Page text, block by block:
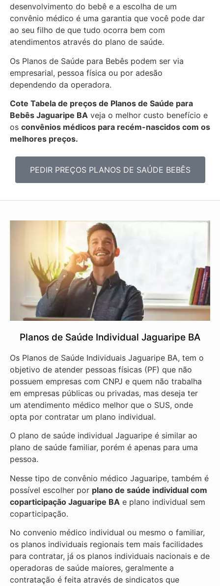
desenvolvimento do bebê e a escolha de um
convênio médico é uma garantia que você pode dar
ao seu filho de que tudo ocorra bem com
atendimentos através do plano de saúde.
Os Planos de Saúde para Bebês podem ser via
empresarial, pessoa física ou por adesão
dependendo da operadora.
Cote Tabela de preços de Planos de Saúde para
Bebês Jaguaripe BA veja o melhor custo benefício e
os convênios médicos para recém-nascidos com os
melhores preços.
PEDIR PREÇOS PLANOS DE SAÚDE BEBÊS
Planos de Saúde Individual Jaguaripe BA
Os Planos de Saúde Individuais Jaguaripe BA, tem o
objetivo de atender pessoas físicas (PF) que não
possuem empresas com CNPJ e quem não trabalha
em empresas públicas ou privadas, mas deseja ter
um atendimento médico melhor que o SUS, onde
opta por contratar um plano individual.
O plano de saúde individual Jaguaripe é similar ao
plano de saúde familiar, porém é apenas para uma
pessoa.
Nesse tipo de convênio médico Jaguaripe, também é
possível escolher por plano de saúde individual com
coparticipação Jaguaripe BA e plano individual sem
coparticipação.
No convenio médico individual ou mesmo o familiar,
os planos individuais regionais tem mais facilidades
para contratar, já os planos individuais nacionais e de
operadoras de saúde maiores, geralmente a
contratação é feita através de sindicatos que